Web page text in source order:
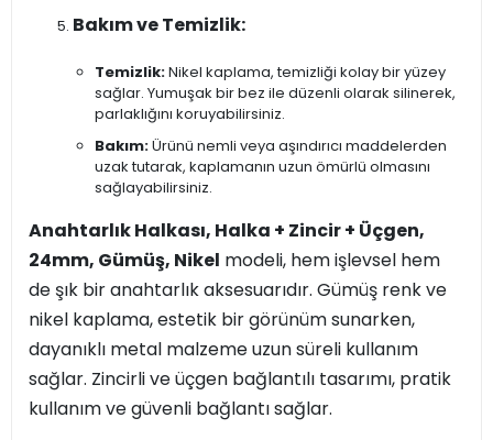
Bakım ve Temizlik:
Temizlik:Nikel kaplama, temizliği kolay bir yüzey
sağlar. Yumuşak bir bez ile düzenli olarak silinerek,
parlaklığını koruyabilirsiniz.
Bakım:Ürünü nemli veya aşındırıcı maddelerden
uzak tutarak, kaplamanın uzun ömürlü olmasını
sağlayabilirsiniz.
Anahtarlık Halkası, Halka + Zincir + Üçgen,
24mm, Gümüş, Nikel modeli, hem işlevsel hem
de şık bir anahtarlık aksesuarıdır. Gümüş renk ve
nikel kaplama, estetik bir görünüm sunarken,
dayanıklı metal malzeme uzun süreli kullanım
sağlar. Zincirli ve üçgen bağlantılı tasarımı, pratik
kullanım ve güvenli bağlantı sağlar.